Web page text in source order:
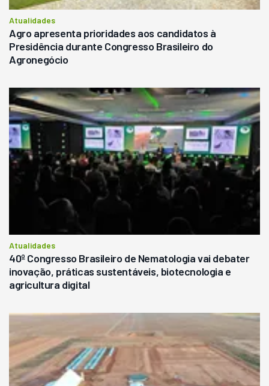
Atualidades
Agro apresenta prioridades aos candidatos à
Presidência durante Congresso Brasileiro do
Agronegócio
Atualidades
40º Congresso Brasileiro de Nematologia vai debater
inovação, práticas sustentáveis, biotecnologia e
agricultura digital